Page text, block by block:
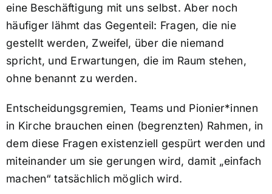
eine Beschäftigung mit uns selbst. Aber noch
häufiger lähmt das Gegenteil: Fragen, die nie
gestellt werden, Zweifel, über die niemand
spricht, und Erwartungen, die im Raum stehen,
ohne benannt zu werden.
Entscheidungsgremien, Teams und Pionier*innen
in Kirche brauchen einen (begrenzten) Rahmen, in
dem diese Fragen existenziell gespürt werden und
miteinander um sie gerungen wird, damit „einfach
machen“ tatsächlich möglich wird.